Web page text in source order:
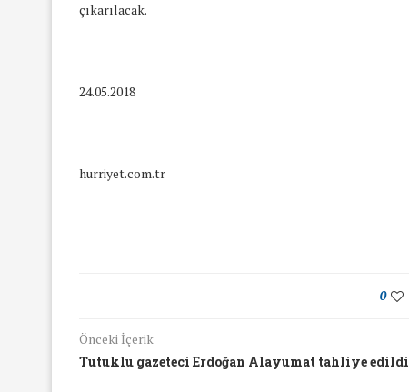
çıkarılacak.
24.05.2018
hurriyet.com.tr
0
Önceki İçerik
Tutuklu gazeteci Erdoğan Alayumat tahliye edildi